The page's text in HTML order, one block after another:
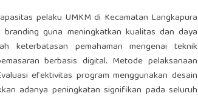
pelaku UMKM di Kecamatan Langkapura
guna meningkatkan kualitas dan daya
keterbatasan pemahaman mengenai teknik
berbasis digital. Metode pelaksanaan
efektivitas program menggunakan desain
adanya peningkatan signifikan pada seluruh